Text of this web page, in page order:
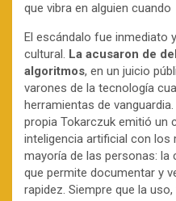
que vibra en alguien cuando
El escándalo fue inmediato
cultural. La acusaron de
algoritmos, en un juicio
varones de la tecnología
herramientas de
propia Tokarczuk emitió un
inteligencia artificial con los
mayoría de las personas:
que permite documentar y
rapidez. Siempre que la